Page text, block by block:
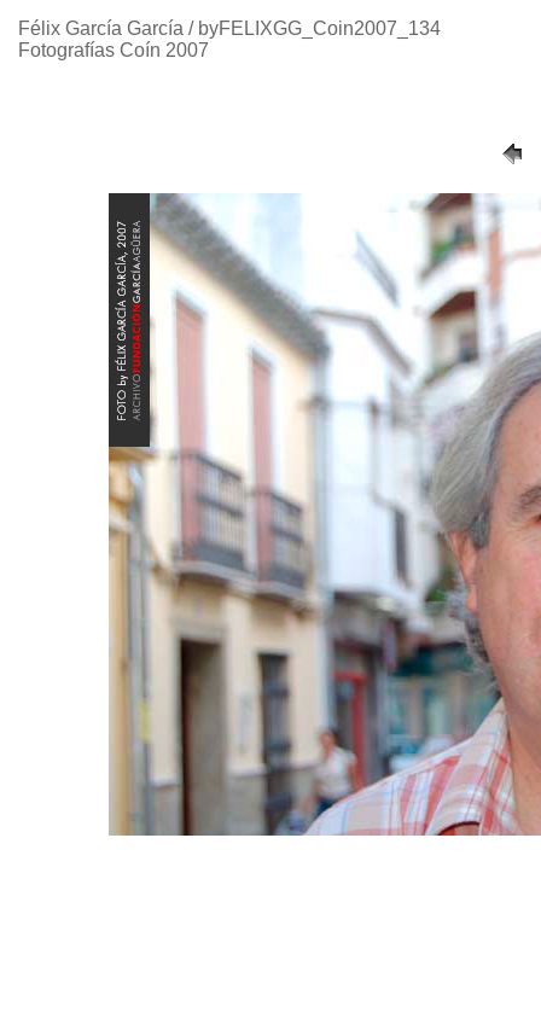
Félix García García / byFELIXGG_Coin2007_134
Fotografías Coín 2007